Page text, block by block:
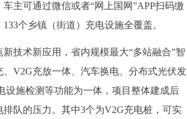
主可通过微信或者“网上国网”APP扫码缴
个乡镇（街道）充电设施全覆盖。
技术新应用，省内规模最大“多站融合”智
V2G充放一体、汽车换电、分布式光伏发
设施检测等功能为一体，项目整体建成后
队的压力。其中3个为V2G充电桩，可实